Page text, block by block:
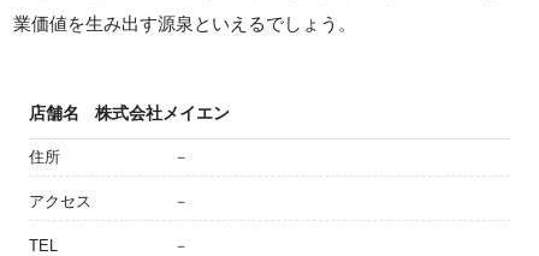
業価値を生み出す源泉といえるでしょう。
店舗名 株式会社メイエン
住所 －
アクセス －
TEL －